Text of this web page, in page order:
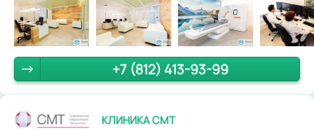
+7 (812) 413-93-99
КЛИНИКА СМТ